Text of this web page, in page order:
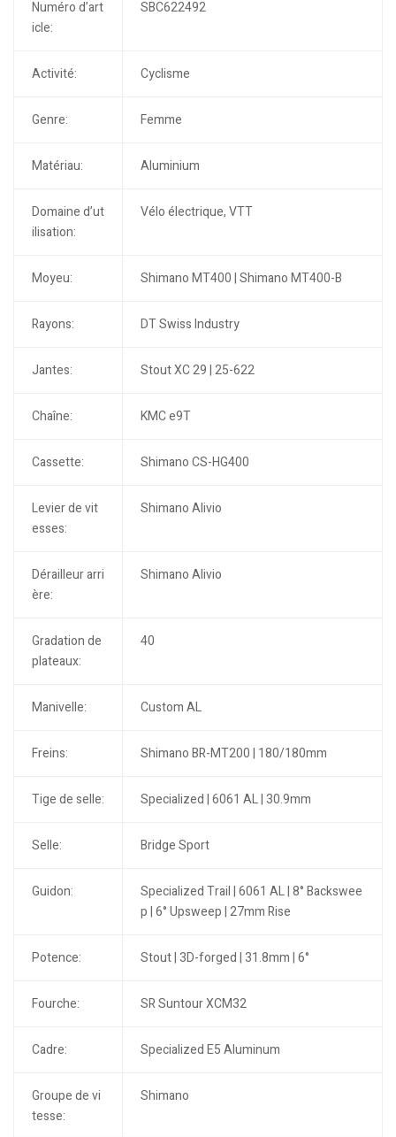
Numéro d’art
icle:
SBC622492
Activité: Cyclisme
Genre: Femme
Matériau: Aluminium
Domaine d’ut
ilisation:
Vélo électrique, VTT
Moyeu: Shimano MT400 | Shimano MT400-B
Rayons: DT Swiss Industry
Jantes: Stout XC 29 | 25-622
Chaîne: KMC e9T
Cassette: Shimano CS-HG400
Levier de vit
esses:
Shimano Alivio
Dérailleur arri
ère:
Shimano Alivio
Gradation de
plateaux:
40
Manivelle: Custom AL
Freins: Shimano BR-MT200 | 180/180mm
Tige de selle: Specialized | 6061 AL | 30.9mm
Selle: Bridge Sport
Guidon:
Specialized Trail | 6061 AL | 8° Backswee
p | 6° Upsweep | 27mm Rise
Potence: Stout | 3D-forged | 31.8mm | 6°
Fourche: SR Suntour XCM32
Cadre: Specialized E5 Aluminum
Groupe de vi
tesse:
Shimano